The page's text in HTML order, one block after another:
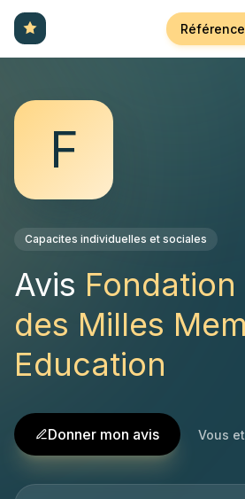
F
Capacites individuelles et sociales
Avis
des Milles
Education
Donner mon avis Vous